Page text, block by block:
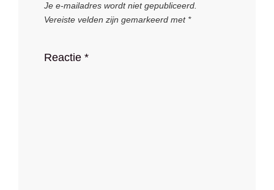
Je e-mailadres wordt niet gepubliceerd.
Vereiste velden zijn gemarkeerd met *
Reactie *